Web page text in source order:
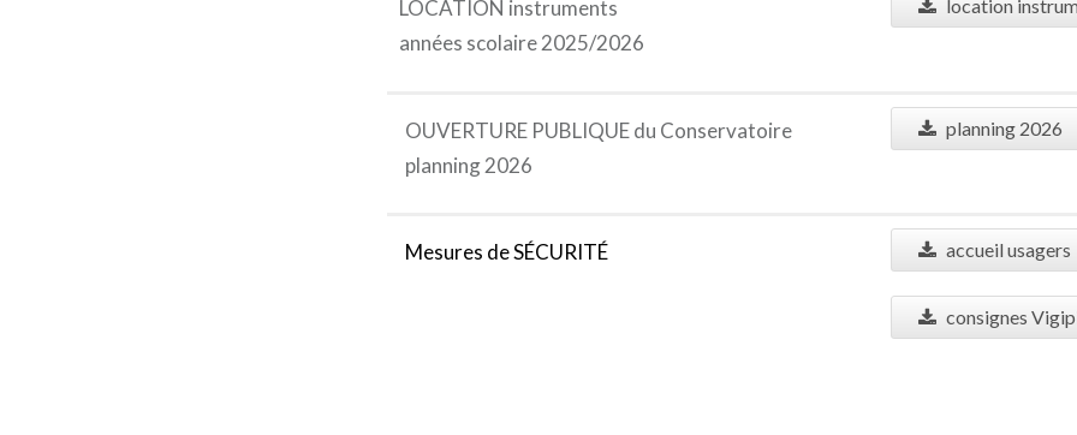
LOCATION instruments
années scolaire 2025/2026
location
OUVERTURE PUBLIQUE du Conservatoire
planning 2026
planning 2026
Mesures de SÉCURITÉ accueil usagers
consignes